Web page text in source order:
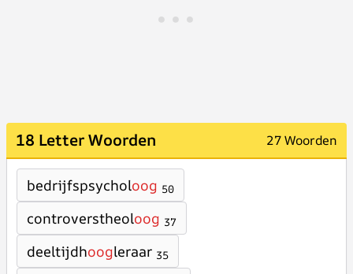
18 Letter Woorden 27 Woorden
bedrijfspsycholoog 50
controverstheoloog 37
deeltijdhoogleraar 35